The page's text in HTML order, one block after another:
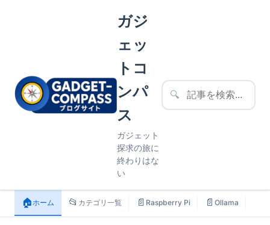
ガジ
ェッ
トコ
ンパ
ス
ガジェット
探求の旅に
終わりはな
い
🔍
🏠ホーム 📂 カテゴリ一覧 📄 Raspberry Pi 📄 Ollama